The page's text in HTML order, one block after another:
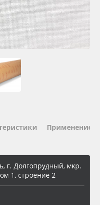
Применение
г. Долгопрудный, мкр.
1, строение 2